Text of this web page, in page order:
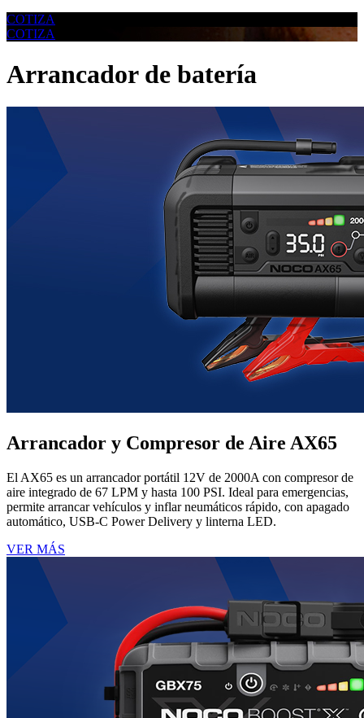
COTIZA
COTIZA
Arrancador de batería
Arrancador y Compresor de Aire AX65
El AX65 es un arrancador portátil 12V de 2000A con compresor de
aire integrado de 67 LPM y hasta 100 PSI. Ideal para emergencias,
permite arrancar vehículos y inflar neumáticos rápido, con apagado
automático, USB-C Power Delivery y linterna LED.
VER MÁS